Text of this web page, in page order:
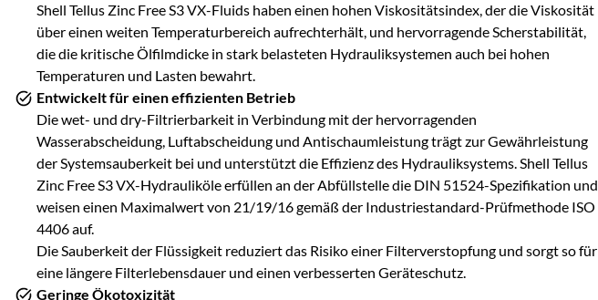
Shell Tellus Zinc Free S3 VX-Fluids haben einen hohen Viskositätsindex, der die Viskosität
über einen weiten Temperaturbereich aufrechterhält, und hervorragende Scherstabilität,
die die kritische Ölfilmdicke in stark belasteten Hydrauliksystemen auch bei hohen
Temperaturen und Lasten bewahrt.
Entwickelt für einen effizienten Betrieb
Die wet- und dry-Filtrierbarkeit in Verbindung mit der hervorragenden
Wasserabscheidung, Luftabscheidung und Antischaumleistung trägt zur Gewährleistung
der Systemsauberkeit bei und unterstützt die Effizienz des Hydrauliksystems. Shell Tellus
Zinc Free S3 VX-Hydrauliköle erfüllen an der Abfüllstelle die DIN 51524-Spezifikation und
weisen einen Maximalwert von 21/19/16 gemäß der Industriestandard-Prüfmethode ISO
4406 auf.
Die Sauberkeit der Flüssigkeit reduziert das Risiko einer Filterverstopfung und sorgt so für
eine längere Filterlebensdauer und einen verbesserten Geräteschutz.
Geringe Ökotoxizität